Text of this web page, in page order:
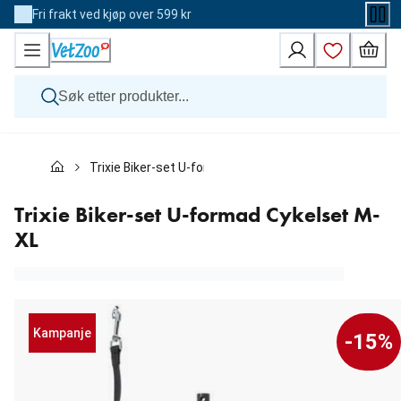
Skip
to
Content
Fri frakt ved kjøp over 599 kr
Katt
Andre dyr
Merker
Nyheter
Trixie Biker-set U-formad Cykelset M-XL
Trixie Biker-set U-formad Cykelset M-
XL
Kampanje -15%